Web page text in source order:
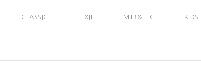
CLASSIC FIXIE MTB&ETC KIDS